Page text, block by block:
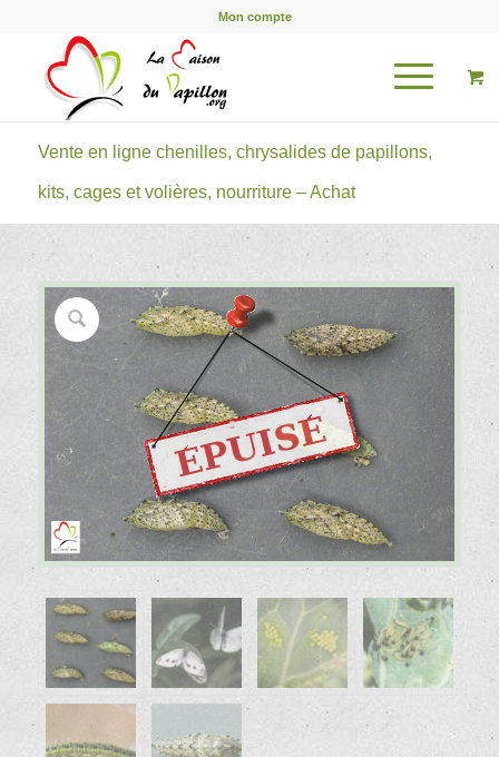
Mon compte
Vente en ligne chenilles, chrysalides de papillons,
kits, cages et volières, nourriture – Achat